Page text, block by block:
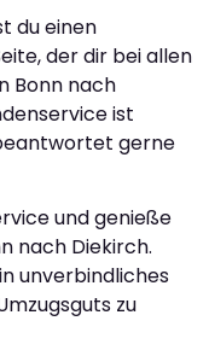
du einen
der dir bei allen
Bonn nach
ist
gerne
und genieße
nach Diekirch.
unverbindliches
zu